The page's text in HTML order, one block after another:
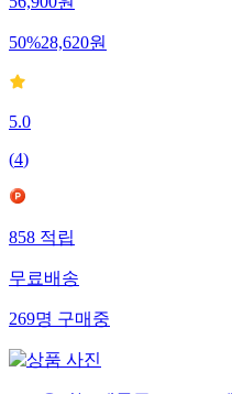
56,900원
50%28,620원
5.0
(4)
858적립
무료배송
269명구매중